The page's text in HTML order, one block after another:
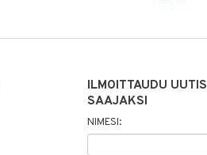
ILMOITTAUDU
SAAJAKSI
NIMESI: